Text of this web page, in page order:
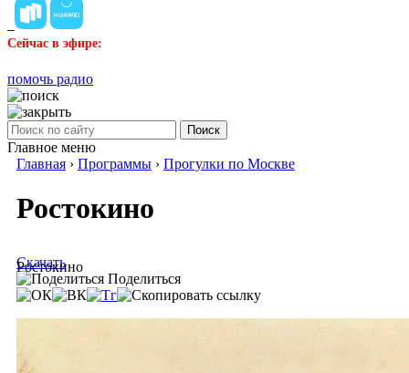
Сейчас в эфире:
помочь радио
Поиск
Главное меню
Главная › Программы › Прогулки по Москве
Ростокино
Ростокино
Скачать
Поделиться